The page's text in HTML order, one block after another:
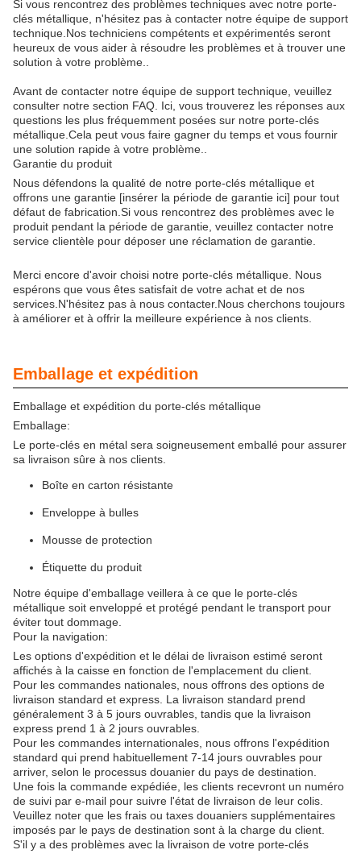
Si vous rencontrez des problèmes techniques avec notre porte-
clés métallique, n'hésitez pas à contacter notre équipe de support
technique.Nos techniciens compétents et expérimentés seront
heureux de vous aider à résoudre les problèmes et à trouver une
solution à votre problème..
Avant de contacter notre équipe de support technique, veuillez
consulter notre section FAQ. Ici, vous trouverez les réponses aux
questions les plus fréquemment posées sur notre porte-clés
métallique.Cela peut vous faire gagner du temps et vous fournir
une solution rapide à votre problème..
Garantie du produit
Nous défendons la qualité de notre porte-clés métallique et
offrons une garantie [insérer la période de garantie ici] pour tout
défaut de fabrication.Si vous rencontrez des problèmes avec le
produit pendant la période de garantie, veuillez contacter notre
service clientèle pour déposer une réclamation de garantie.
Merci encore d'avoir choisi notre porte-clés métallique. Nous
espérons que vous êtes satisfait de votre achat et de nos
services.N'hésitez pas à nous contacter.Nous cherchons toujours
à améliorer et à offrir la meilleure expérience à nos clients.
Emballage et expédition
Emballage et expédition du porte-clés métallique
Emballage:
Le porte-clés en métal sera soigneusement emballé pour assurer
sa livraison sûre à nos clients.
Boîte en carton résistante
Enveloppe à bulles
Mousse de protection
Étiquette du produit
Notre équipe d'emballage veillera à ce que le porte-clés
métallique soit enveloppé et protégé pendant le transport pour
éviter tout dommage.
Pour la navigation:
Les options d'expédition et le délai de livraison estimé seront
affichés à la caisse en fonction de l'emplacement du client.
Pour les commandes nationales, nous offrons des options de
livraison standard et express. La livraison standard prend
généralement 3 à 5 jours ouvrables, tandis que la livraison
express prend 1 à 2 jours ouvrables.
Pour les commandes internationales, nous offrons l'expédition
standard qui prend habituellement 7-14 jours ouvrables pour
arriver, selon le processus douanier du pays de destination.
Une fois la commande expédiée, les clients recevront un numéro
de suivi par e-mail pour suivre l'état de livraison de leur colis.
Veuillez noter que les frais ou taxes douaniers supplémentaires
imposés par le pays de destination sont à la charge du client.
S'il y a des problèmes avec la livraison de votre porte-clés